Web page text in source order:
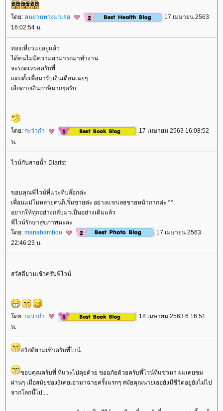
ดย: คนผ่านทางมาเจอ
17 เมษายน 2563
16:02:54 น.
ท่องเที่ยวแย่อยู่แล้ว
ได้คนไม่มีความสามารถมาทำงาน
จะรอดเหรอครับพี่
ต่งตั้งเพื่อมารับเงินเดือนเฉยๆ
เสียดายเงินภาษีมากๆครับ
ดย: กะว่าก๋า
17 เมษายน 2563 16:08:52
น.
ไวน์กับสายน้ำ Diarist
ขอบคุณพี่ไวน์ที่แวะที่บล๊อกค่ะ
เพื่อนแม่โมหลายคนก็เริ่มขายค่ะ อย่างแรกเลยขายหน้ากากค่ะ ^^
อยากให้ทุกอย่างกลับมาเป็นอย่างเดิมแล้ว
พี่ไวน์รักษาสุขภาพนะคะ
ดย: mariabamboo
17 เมษายน 2563
22:46:23 น.
สวัสดียามเช้าครับพี่ไวน์
ดย: กะว่าก๋า
18 เมษายน 2563 6:16:51
น.
สวัสดียามเช้าครับพี่ไวน์
ขอบคุณครับพี่ ที่แวะไปคุยด้วย ขออภัยด้วยครับพี่ไวน์ที่แซวมา ผมเคยชม
ผ่านๆ เมื่อสมัยช่อง3เคยเอามาฉายครั้งแรกๆ สมัยคุณนายเธอยังมีชีวิตอยู่ยังไม่ไป
จากโลกนี้ไป....